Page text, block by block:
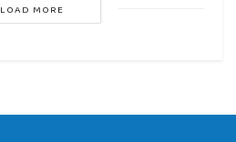
LOAD MORE